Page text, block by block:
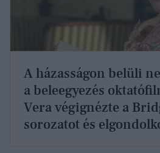
A házasságon belüli
a beleegyezés
Vera végignézte a
sorozatot és